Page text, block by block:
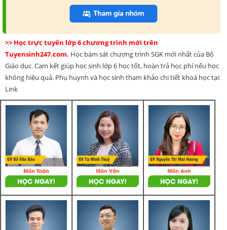
>> Học trực tuyến lớp 6 chương trình mới trên
Tuyensinh247.com. Học bám sát chương trình SGK mới nhất của Bộ
Giáo dục. Cam kết giúp học sinh lớp 6 học tốt, hoàn trả học phí nếu học
không hiệu quả. Phụ huynh và học sinh tham khảo chi tiết khoá học tại:
Link